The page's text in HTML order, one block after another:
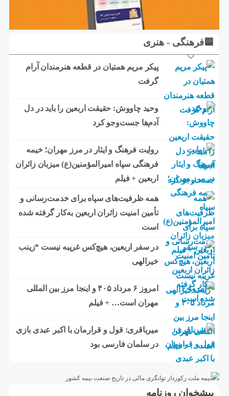
🟦فرهنگی - هنری
پیکر مریم همتیان در قطعه هنرمندان آرام
گرفت
وحید چاووش: حقیقت اربعین را باید در دل
آدم‌ها جست‌وجو کرد
روایت فرهنگ و ایثار در مرز مهران؛ خیمه
فرهنگی سپاه امیرالمؤمنین(ع) میزبان زائران
اربعین + فیلم
همه ظرفیت‌های سپاه برای خدمت‌رسانی و
تأمین امنیت زائران اربعین به‌کار گرفته شده
است
در سفر اربعین، هیچ‌کس غریبه نیست *زینب
خیرالهی
امروز ۶ مرداد ۴۰۵ و اینجا مرز بین المللی
مهران است… + فیلم
میرباقری: قول و قرارمان با اکبر عبدی بازی
در سلمان فارسی بود
پیشخوان روزنامه